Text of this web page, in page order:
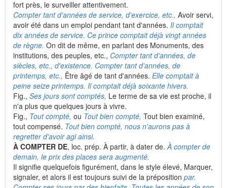
fort près, le surveiller attentivement.
Compter tant d'années de service, d'exercice, etc., Avoir servi,
avoir été dans un emploi pendant tant d'années. Il comptait
dix années de service. Ce prince comptait déjà vingt années
de règne. On dit de même, en parlant des Monuments, des
institutions, des peuples, etc., Compter tant d'années, de
siècles, etc., d'existence. Compter tant d'années, de
printemps, etc., Être âgé de tant d'années. Elle comptait à
peine seize printemps. Il comptait déjà soixante hivers.
Fig., Ses jours sont comptés, Le terme de sa vie est proche, il
n'a plus que quelques jours à vivre.
Fig., Tout compté, ou Tout bien compté, Tout bien examiné,
tout compensé. Tout bien compté, nous n'aurons pas à
regretter d'avoir agi ainsi.
À COMPTER DE, loc. prép. À partir, à dater de.À compter de
demain, le prix des places sera augmenté.
Il signifie quelquefois figurément, dans le style élevé, Marquer,
signaler, et alors il est toujours suivi de la préposition par.